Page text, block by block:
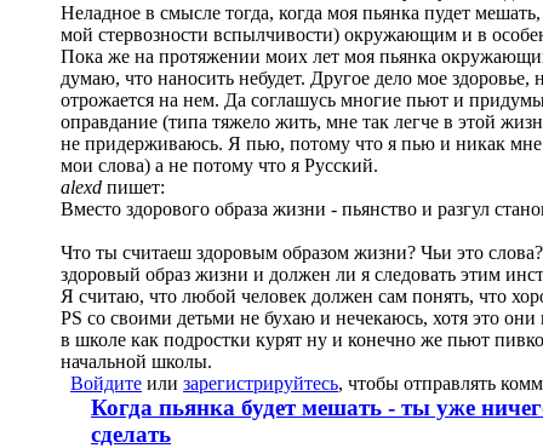
Неладное в смысле тогда, когда моя пьянка пудет
мой стервозности вспылчивости) окружающим и в
Пока же на протяжении моих лет моя пьянка
думаю, что наносить небудет. Другое дело мое здоровье,
отрожается на нем. Да соглашусь многие пьют и
оправдание (типа тяжело жить, мне так легче в этой
не придерживаюсь. Я пью, потому что я пью и никак мне
мои слова) а не потому что я Русский.
alexd пишет:
Вместо здорового образа жизни - пьянство и разгул
Что ты считаеш здоровым образом жизни? Чьи это
здоровый образ жизни и должен ли я следовать этим
Я считаю, что любой человек должен сам понять, что
PS со своими детьми не бухаю и нечекаюсь, хотя это они
в школе как подростки курят ну и конечно же пьют
начальной школы.
Войдите или зарегистрируйтесь, чтобы отправлять
Когда пьянка будет мешать - ты уже
сделать